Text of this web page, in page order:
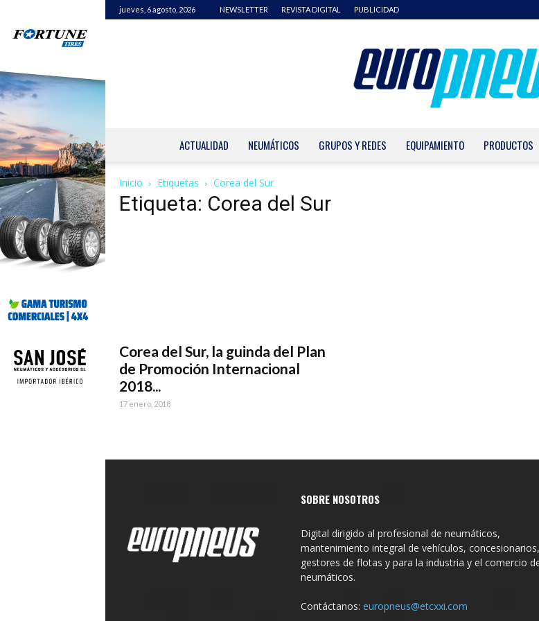
jueves, 6 agosto, 2026 NEWSLETTER REVISTA DIGITAL PUBLICIDAD
ACTUALIDAD NEUMÁTICOS GRUPOS Y REDES EQUIPAMIENTO PRODUCTOS
Inicio Etiquetas Corea del Sur
Etiqueta: Corea del Sur
Corea del Sur, la guinda del Plan
de Promoción Internacional
2018...
17 enero, 2018
SOBRE NOSOTROS
Digital dirigido al profesional de neumáticos,
mantenimiento integral de vehículos, concesionarios,
gestores de flotas y para la industria y el comercio
neumáticos.
Contáctanos: europneus@etcxxi.com